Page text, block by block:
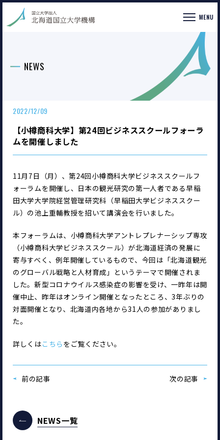
MENU
NEWS
2022/12/09
【小樽商科大学】第24回ビジネススクールフォーラ
ムを開催しました
11月7日（月）、第24回小樽商科大学ビジネススクールフ
ォーラムを開催し、日本の観光研究の第一人者である早稲
田大学大学院経営管理研究科（早稲田大学ビジネススクー
ル）の池上重輔教授を招いて講演会を行いました。
本フォーラムは、小樽商科大学アントレプレナーシップ専攻
（小樽商科大学ビジネススクール）が北海道経済の発展に
寄与すべく、例年開催しているもので、今回は「北海道観光
のグローバル戦略と人材育成」というテーマで開催されま
した。新型コロナウイルス感染症の影響を受け、一昨年は開
催中止、昨年はオンライン開催となったところ、3年ぶりの
対面開催となり、北海道内各地から31人の参加がありまし
た。
詳しくはこちら をご覧ください。
前の記事 次の記事
NEWS一覧